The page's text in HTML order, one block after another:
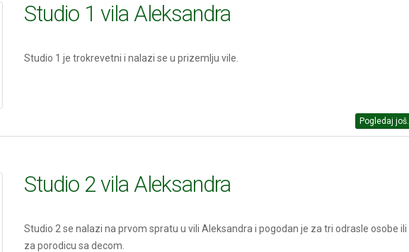
Studio 1 vila Aleksandra
Studio 1 je trokrevetni i nalazi se u prizemlju vile.
Pogledaj još...
Studio 2 vila Aleksandra
Studio 2 se nalazi na prvom spratu u vili Aleksandra i pogodan je za tri odrasle osobe ili
za porodicu sa decom.